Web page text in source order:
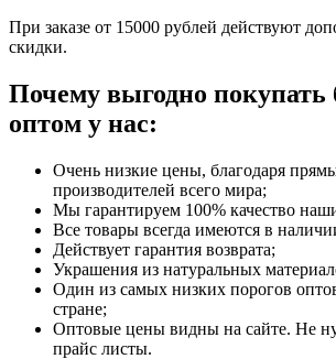
При заказе от 15000 рублей действуют
скидки.
Почему выгодно
оптом у нас:
Очень низкие цены, благодаря
производителей всего мира;
Мы гарантируем 100% качество
Все товары всегда имеются в
Действует гарантия возврата;
Украшения из натуральных
Один из самых низких порогов
стране;
Оптовые цены видны на сайте. Не
прайс листы.